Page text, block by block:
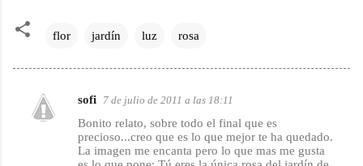
flor jardín luz rosa
C
sofi 7 de julio de 2011 a las 18:11
Bonito relato, sobre todo el final que es
precioso...creo que es lo que mejor te ha quedado.
La imagen me encanta pero lo que mas me gusta